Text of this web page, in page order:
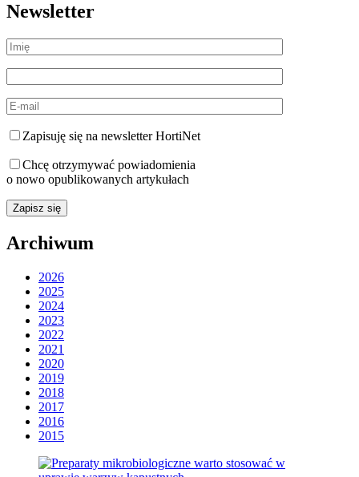
Newsletter
Zapisuję się na newsletter HortiNet
Chcę otrzymywać powiadomienia
o nowo opublikowanych artykułach
Archiwum
2026
2025
2024
2023
2022
2021
2020
2019
2018
2017
2016
2015